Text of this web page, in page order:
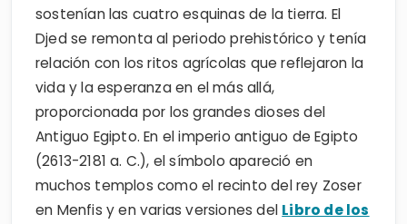
sostenían las cuatro esquinas de la tierra. El
Djed se remonta al periodo prehistórico y tenía
relación con los ritos agrícolas que reflejaron la
vida y la esperanza en el más allá,
proporcionada por los grandes dioses del
Antiguo Egipto. En el imperio antiguo de Egipto
(2613-2181 a. C.), el símbolo apareció en
muchos templos como el recinto del rey Zoser
en Menfis y en varias versiones del Libro de los